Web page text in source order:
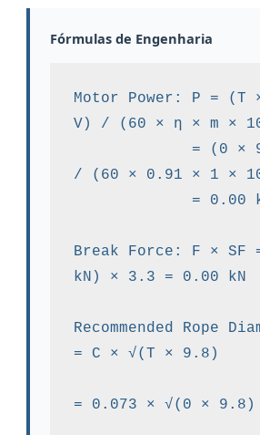
Fórmulas de Engenharia
Motor Power: P = (T
V) / (60 × η × m ×
/ (60 × 0.91 × 1 ×
Break Force: F × SF
kN) × 3.3 = 0.00 kN
Recommended Rope
= C × √(T × 9.8)
= 0.073 × √(0 × 9.8)